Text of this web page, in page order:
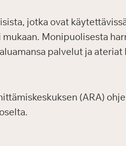
jotka ovat
Monipuolisesta
palvelut ja ateriat
(ARA)